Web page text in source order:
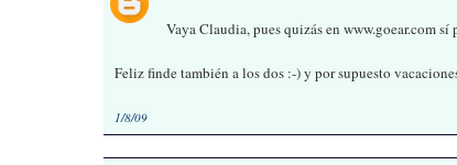
Vaya Claudia, pues quizás en www.goear.com sí
Feliz finde también a los dos :-) y por supuesto
1/8/09